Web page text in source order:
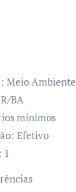
Meio Ambiente
BA
mínimos
Efetivo
1